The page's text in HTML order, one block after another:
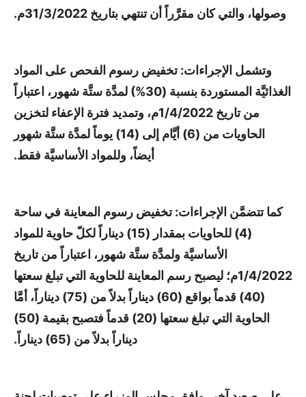
وصولها، والتي كان مقرَّراً أن تنتهي بتاريخ 31/3/2022م.
وتشمل الإجراءات: تخفيض رسوم الفحص على المواد
الغذائيَّة المستوردة بنسبة (30%) لمدَّة ستَّة شهور، اعتباراً
من تاريخ 1/4/2022م، وتمديد فترة الإعفاء لتخزين
الحاويات من (6) أيَّام إلى (14) يوماً لمدَّة ستَّة شهور
أيضاً، وللمواد الأساسيَّة فقط.
كما تتضمَّن الإجراءات: تخفيض رسوم المعاينة في ساحة
(4) للحاويات بمقدار (15) ديناراً لكلّ حاوية للمواد
الأساسيَّة ولمدَّة ستَّة شهور، اعتباراً من تاريخ
1/4/2022م؛ ليصبح رسم المعاينة للحاوية التي تبلغ سعتها
(40) قدماً بواقع (60) ديناراً بدلاً من (75) ديناراً، أمَّا
الحاوية التي تبلغ سعتها (20) قدماً فتصبح بقيمة (50)
ديناراً بدلاً من (65) ديناراً.